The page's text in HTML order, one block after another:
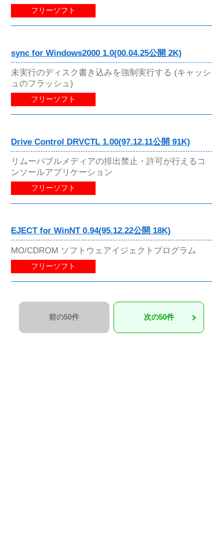
フリーソフト
sync for Windows2000 1.0(00.04.25公開 2K)
未実行のディスク書き込みを強制実行する (キャッシ
ュのフラッシュ)
フリーソフト
Drive Control DRVCTL 1.00(97.12.11公開 91K)
リムーバブルメディアの排出禁止・許可が行えるコ
ンソールアプリケーション
フリーソフト
EJECT for WinNT 0.94(95.12.22公開 18K)
MO/CDROM ソフトウェアイジェクトプログラム
フリーソフト
前の50件 次の50件